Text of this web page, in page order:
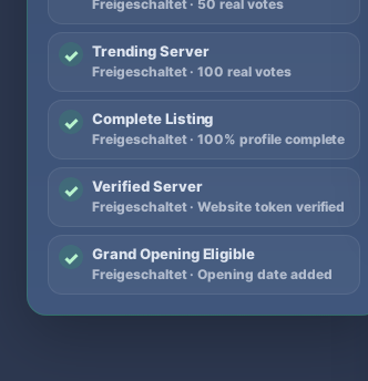
Freigeschaltet · 50 real votes
✓ Trending Server
Freigeschaltet · 100 real votes
✓ Complete Listing
Freigeschaltet · 100% profile complete
✓ Verified Server
Freigeschaltet · Website token verified
✓ Grand Opening Eligible
Freigeschaltet · Opening date added